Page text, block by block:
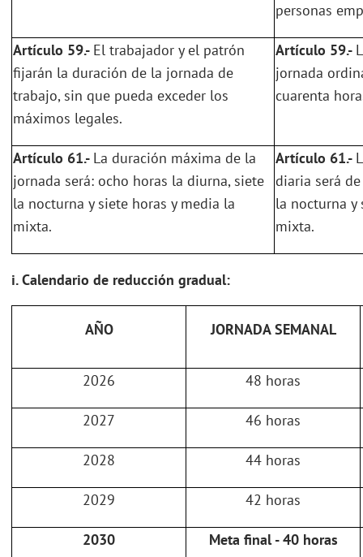
personas
Artículo 59.- El trabajador y el patrón
fijarán la duración de la jornada de
trabajo, sin que pueda exceder los
máximos legales.
Artículo 59.-
jornada
cuarenta
Artículo 61.- La duración máxima de la
jornada será: ocho horas la diurna, siete
la nocturna y siete horas y media la
mixta.
Artículo 61.-
diaria será
la nocturna y
mixta.
i. Calendario de reducción gradual:
AÑO JORNADA SEMANAL
2026 48 horas
2027 46 horas
2028 44 horas
2029 42 horas
2030 Meta final - 40 horas